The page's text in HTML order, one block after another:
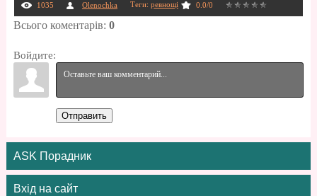
1035 Olenochka Теги: ревнощі 0.0/0
Всього коментарів: 0
Войдите:
Отправить
ASK Порадник
Вхід на сайт